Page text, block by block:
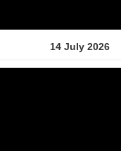
14 July 2026